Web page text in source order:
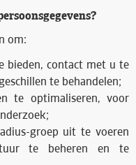
om:
bieden, contact met u te
te behandelen;
te optimaliseren, voor
groep uit te voeren
te beheren en te